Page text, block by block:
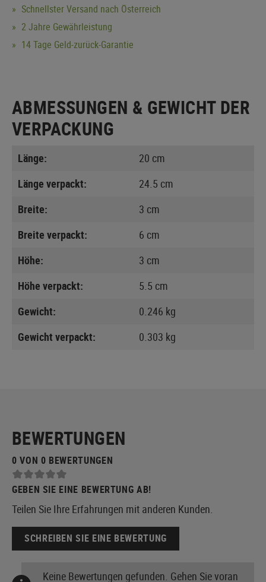
Schnellster Versand nach Österreich
2 Jahre Gewährleistung
14 Tage Geld-zurück-Garantie
ABMESSUNGEN & GEWICHT DER
VERPACKUNG
Länge:
20 cm
Länge verpackt:
24.5 cm
Breite:
3 cm
Breite verpackt:
6 cm
Höhe:
3 cm
Höhe verpackt:
5.5 cm
Gewicht:
0.246 kg
Gewicht verpackt:
0.303 kg
BEWERTUNGEN
0 VON 0 BEWERTUNGEN
GEBEN SIE EINE BEWERTUNG AB!
Teilen Sie Ihre Erfahrungen mit anderen Kunden.
SCHREIBEN SIE EINE BEWERTUNG
Keine Bewertungen gefunden. Gehen Sie voran